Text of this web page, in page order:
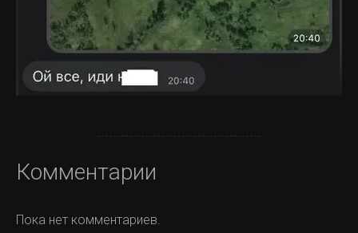
Комментарии
Пока нет комментариев.